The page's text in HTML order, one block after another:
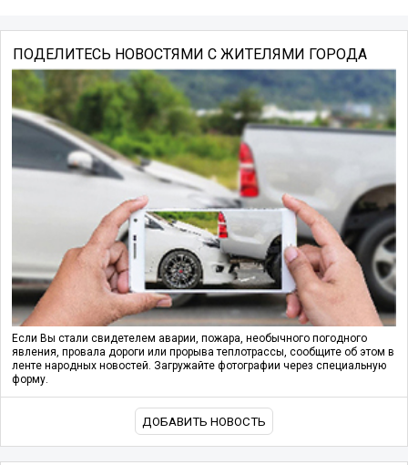
ПОДЕЛИТЕСЬ НОВОСТЯМИ С ЖИТЕЛЯМИ ГОРОДА
Если Вы стали свидетелем аварии, пожара, необычного погодного
явления, провала дороги или прорыва теплотрассы, сообщите об этом в
ленте народных новостей. Загружайте фотографии через специальную
форму.
ДОБАВИТЬ НОВОСТЬ